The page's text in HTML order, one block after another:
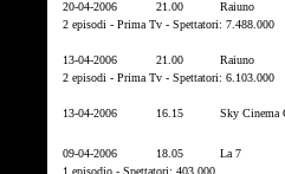
20-04-2006 21.00
Raiuno
2 episodi - Prima Tv - Spettatori: 7.488.000
13-04-2006 21.00
Raiuno
2 episodi - Prima Tv - Spettatori: 6.103.000
13-04-2006 16.15 Sky Cinema
09-04-2006 18.05
La 7
1 episodio - Spettatori: 403.000